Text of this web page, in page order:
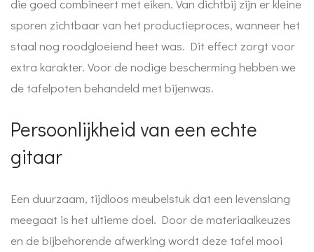
die goed combineert met eiken. Van dichtbij zijn er kleine
sporen zichtbaar van het productieproces, wanneer het
staal nog roodgloeiend heet was. Dit effect zorgt voor
extra karakter. Voor de nodige bescherming hebben we
de tafelpoten behandeld met bijenwas.
Persoonlijkheid van een echte
gitaar
Een duurzaam, tijdloos meubelstuk dat een levenslang
meegaat is het ultieme doel. Door de materiaalkeuzes
en de bijbehorende afwerking wordt deze tafel mooi